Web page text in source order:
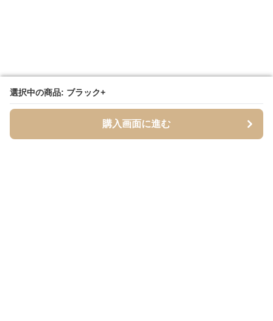
選択中の商品: ブラック+
購入画面に進む
選択中の商品: ブラック+
購入画面に進む